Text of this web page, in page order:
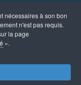
de 10h à 12h
Confidentialité
nécessaires à son bon
n'est pas requis.
la page
».